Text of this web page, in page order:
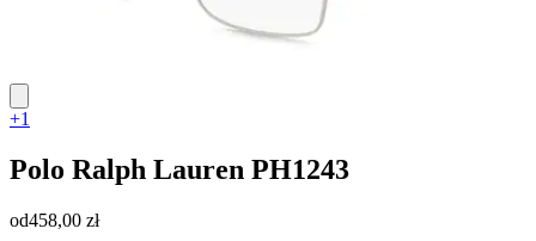
+1
Polo Ralph Lauren PH1243
od458,00 zł